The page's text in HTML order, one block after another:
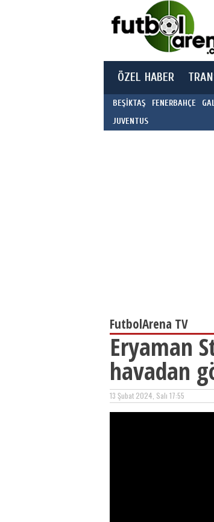
ÖZEL HABER
BEŞİKTAŞ FENERBAHÇE
JUVENTUS
FutbolArena TV
Eryaman
havadan
13 Şubat 2024, Salı 17:55